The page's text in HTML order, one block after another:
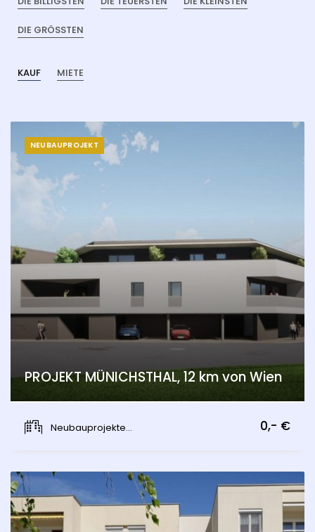
DIE GRÖSSTEN
KAUF MIETE
NEUBAUPROJEKT
PROJEKT MÜNICHSTHAL, 12 km von Wien
Neubauprojekte...
0,- €